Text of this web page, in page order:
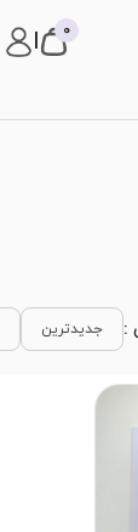
0
: جدیدترین